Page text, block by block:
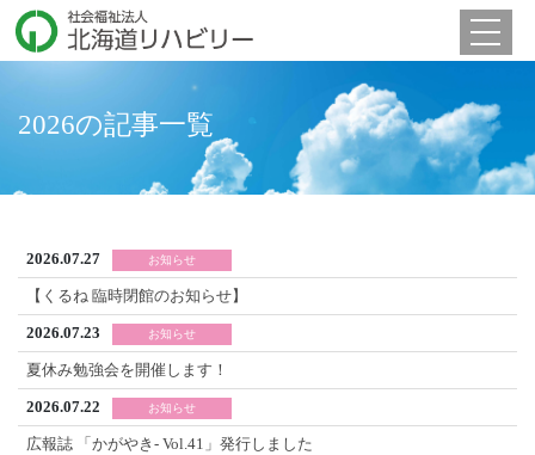
Toggle
2026の記事一覧
2026.07.27 お知らせ
【くるね 臨時閉館のお知らせ】
2026.07.23 お知らせ
夏休み勉強会を開催します！
2026.07.22 お知らせ
広報誌 「かがやき- Vol.41」発行しました